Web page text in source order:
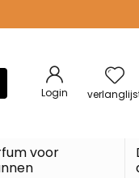
Login
voor